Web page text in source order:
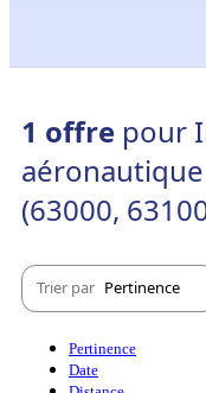
1 offre pour
(63000,
Trier par Pertinence
Pertinence
Date